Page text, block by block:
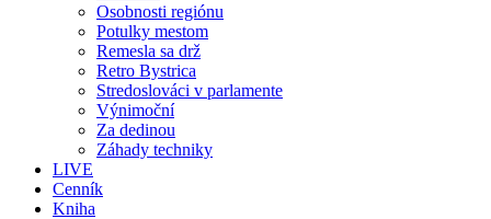
Osobnosti regiónu
Potulky mestom
Remesla sa drž
Retro Bystrica
Stredoslováci v parlamente
Výnimoční
Za dedinou
Záhady techniky
LIVE
Cenník
Kniha